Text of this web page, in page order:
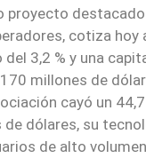
proyecto
cotiza hoy
del 3,2 % y una
millones de
cayó un
dólares, su
de alto volumen.